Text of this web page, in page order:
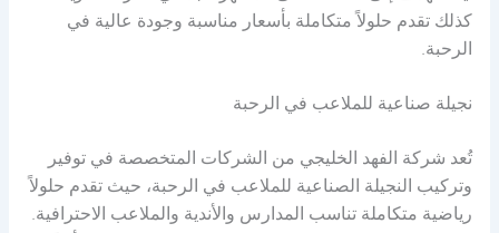
كذلك تقدم حلولاً متكاملة بأسعار مناسبة وجودة عالية في
الرحبة.
نجيلة صناعية للملاعب في الرحبة
تُعد شركة الفهد الخليجي من الشركات المتخصصة في توفير
وتركيب النجيلة الصناعية للملاعب في الرحبة، حيث تقدم حلولاً
رياضية متكاملة تناسب المدارس والأندية والملاعب الاحترافية.